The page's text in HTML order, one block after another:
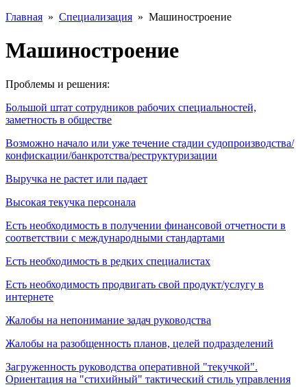
Главная » Специализация » Машиностроение
Машиностроение
Проблемы и решения:
Большой штат сотрудников рабочих специальностей,
заметность в обществе
Возможно начало или уже течение стадии судопроизводства/
конфискации/банкротства/реструктуризации
Выручка не растет или падает
Высокая текучка персонала
Есть необходимость в получении финансовой отчетности в
соответствии с международными стандартами
Есть необходимость в редких специалистах
Есть необходимость продвигать свой продукт/услугу в
интернете
Жалобы на непонимание задач руководства
Жалобы на разобщенность планов, целей подразделений
Загруженность руководства оперативной "текучкой".
Ориентация на "стихийный" тактический стиль управления